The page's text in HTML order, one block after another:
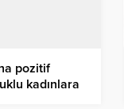
pozitif
kadınlara